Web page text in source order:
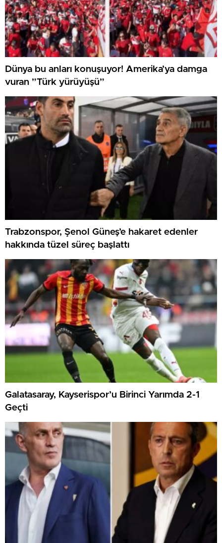
Dünya bu anları konuşuyor! Amerika’ya damga
vuran ”Türk yürüyüşü”
Trabzonspor, Şenol Güneş’e hakaret edenler
hakkında tüzel süreç başlattı
Galatasaray, Kayserispor’u Birinci Yarımda 2-1
Geçti